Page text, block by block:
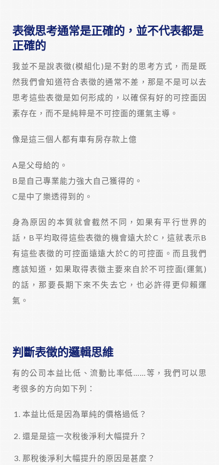
表徵思考通常是正確的，並不代表都是
正確的
我並不是說表徵(模組化)是不對的思考方式，而是既
然我們會知道符合表徵的通常不差，那是不是可以去
思考這些表徵是如何形成的，以確保有好的可控面因
素存在，而不是純粹是不可控面的運氣主導。
像是這三個人都有車有房存款上億
A是父母給的。
B是自己專業能力強大自己獲得的。
C是中了樂透得到的。
身為原因的本質就會截然不同，如果有平行世界的
話，B平均取得這些表徵的機會遠大於C，這就表示B
有這些表徵的可控面遠遠大於C的可控面。而且我們
應該知道，如果取得表徵主要來自於不可控面(運氣)
的話，那要長期下來不失去它，也必許得更仰賴運
氣。
判斷表徵的邏輯思維
有的公司本益比低、流動比率低……等，我們可以思
考很多的方向如下列：
本益比低是因為單純的價格過低？
還是是這一次稅後淨利大幅提升？
那稅後淨利大幅提升的原因是甚麼？